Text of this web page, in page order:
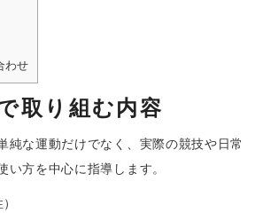
わせ
取り組む内容
純な運動だけでなく、実際の競技や日常
い方を中心に指導します。